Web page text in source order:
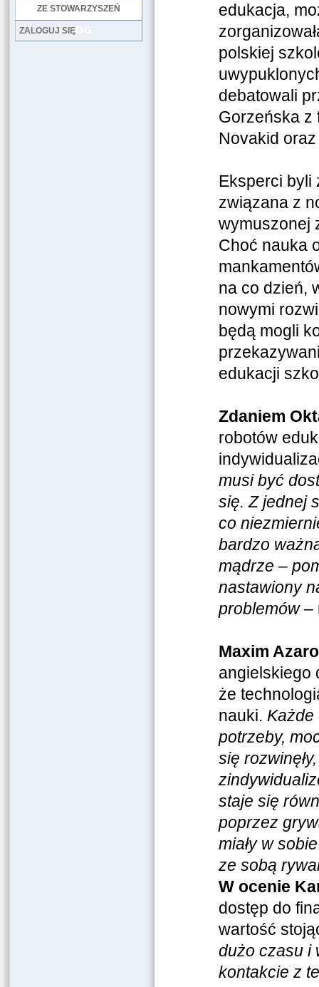
ZE STOWARZYSZEŃ
LOG
ZALOGUJ SIĘ
edukacja,
polskiej
debatowali
Gorzeńska z
Novakid
Eksperci byli
związana z
wymuszonej
Choć nauka
na co dzień,
nowymi
będą mogli
edukacji
Zdaniem
robotów
musi być
się. Z jednej
co
bardzo
mądrze –
nastawiony
problemów–
Maxim
angielskiego
że
nauki. Każde
potrzeby,
się
staje się
poprzez
miały w
ze sobą
W ocenie
dostęp do
wartość
dużo czasu i
kontakcie z